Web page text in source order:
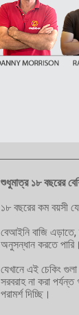
শুধুমাত্র ১৮ বছরের
১৮ বছরের কম বয়সী
বেআইনি বাজি এড়াতে,
অনুসন্ধান করতে পারি।
যেখানে এই চেকিং
সরবরাহ না করা
পরামর্শ দিচ্ছি।